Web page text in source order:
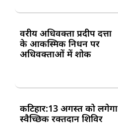
वरीय अधिवक्ता प्रदीप दत्ता
के आकस्मिक निधन पर
अधिवक्ताओं में शोक
कटिहार:13 अगस्त को लगेगा
स्वैच्छिक रक्तदान शिविर